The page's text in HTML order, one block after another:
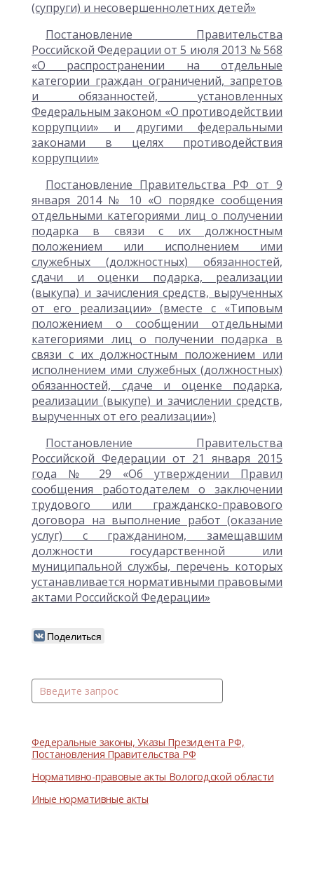
Федеральные законы, Указы Президента РФ,
Постановления Правительства РФ
Нормативно-правовые акты Вологодской области
Иные нормативные акты
(супруги) и несовершеннолетних детей»
Постановление Правительства
Российской Федерации от 5 июля 2013 № 568
«О распространении на отдельные
категории граждан ограничений, запретов
и обязанностей, установленных
Федеральным законом «О противодействии
коррупции» и другими федеральными
законами в целях противодействия
коррупции»
Постановление Правительства РФ от 9
января 2014 № 10 «О порядке сообщения
отдельными категориями лиц о получении
подарка в связи с их должностным
положением или исполнением ими
служебных (должностных) обязанностей,
сдачи и оценки подарка, реализации
(выкупа) и зачисления средств, вырученных
от его реализации» (вместе с «Типовым
положением о сообщении отдельными
категориями лиц о получении подарка в
связи с их должностным положением или
исполнением ими служебных (должностных)
обязанностей, сдаче и оценке подарка,
реализации (выкупе) и зачислении средств,
вырученных от его реализации»)
Постановление Правительства
Российской Федерации от 21 января 2015
года № 29 «Об утверждении Правил
сообщения работодателем о заключении
трудового или гражданско-правового
договора на выполнение работ (оказание
услуг) с гражданином, замещавшим
должности государственной или
муниципальной службы, перечень которых
устанавливается нормативными правовыми
актами Российской Федерации»
Поделиться